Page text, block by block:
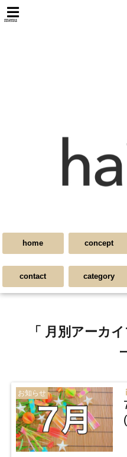
menu
home concept
contact category
「 月別アーカ
お知らせ